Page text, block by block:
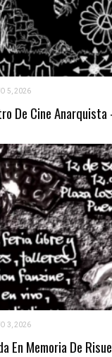
5, 2026
De Cine
3, 2026
En Memoria De